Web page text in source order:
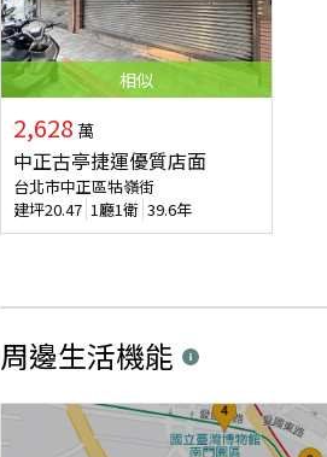
相似
2,628 萬
中正古亭捷運優質店面
台北市中正區牯嶺街
建坪20.47 1廳1衛 39.6年
周邊生活機能